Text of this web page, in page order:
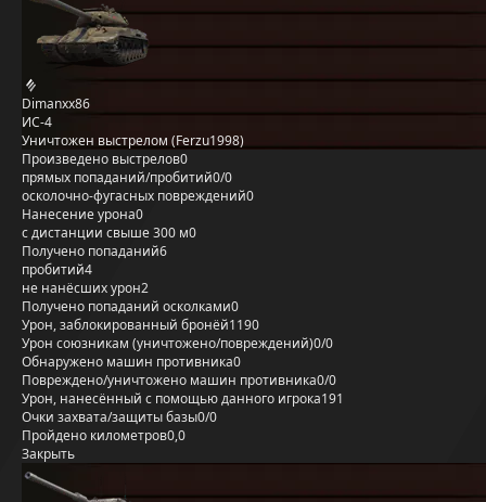
Dimanxx86
ИС-4
Уничтожен выстрелом (Ferzu1998)
Произведено выстрелов0
прямых попаданий/пробитий0/0
осколочно-фугасных повреждений0
Нанесение урона0
с дистанции свыше 300 м0
Получено попаданий6
пробитий4
не нанёсших урон2
Получено попаданий осколками0
Урон, заблокированный бронёй1190
Урон союзникам (уничтожено/повреждений)0/0
Обнаружено машин противника0
Повреждено/уничтожено машин противника0/0
Урон, нанесённый с помощью данного игрока191
Очки захвата/защиты базы0/0
Пройдено километров0,0
Закрыть